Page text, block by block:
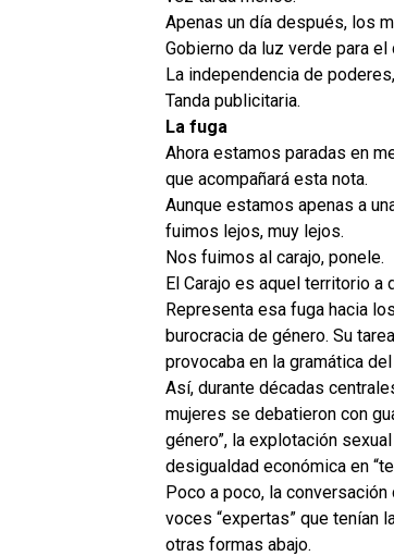
Apenas un día después, los
Gobierno da luz verde para
La independencia de
Tanda publicitaria.
La fuga
Ahora estamos paradas en
que acompañará esta nota.
Aunque estamos apenas a
fuimos lejos, muy lejos.
Nos fuimos al carajo, ponele.
El Carajo es aquel territorio
Representa esa fuga hacia
burocracia de género. Su
provocaba en la gramática
Así, durante décadas
mujeres se debatieron con
género”, la explotación
desigualdad económica en
Poco a poco, la
voces “expertas” que tenían
otras formas abajo.